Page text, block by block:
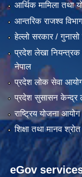
आर्थिक मामिला तथा
आन्तरिक राजश्व
हेल्लो सरकार / गुनासो
प्रदेश लेखा नियन्त्रक
नेपाल
प्रदेश लोक सेवा
प्रदेश सुसासन केन्द्र
राष्ट्रिय योजना आयोग
शिक्षा तथा मानव
eGov